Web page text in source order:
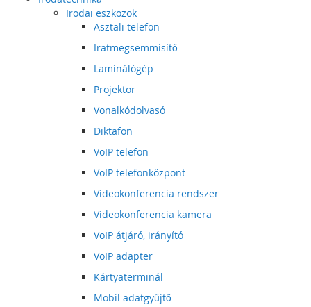
Irodai eszközök
Asztali telefon
Iratmegsemmisítő
Laminálógép
Projektor
Vonalkódolvasó
Diktafon
VoIP telefon
VoIP telefonközpont
Videokonferencia rendszer
Videokonferencia kamera
VoIP átjáró, irányító
VoIP adapter
Kártyaterminál
Mobil adatgyűjtő